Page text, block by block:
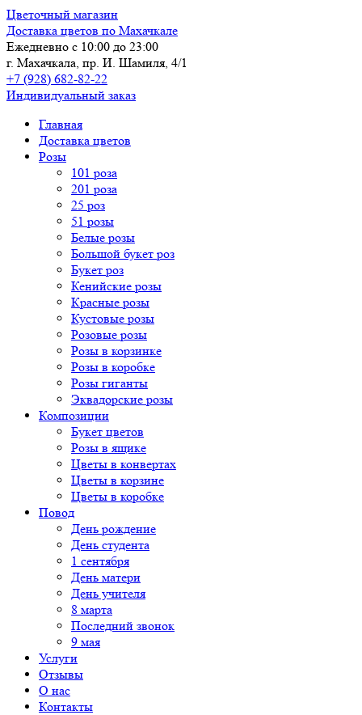
Цветочный магазин
Доставка цветов по Махачкале
Ежедневно с 10:00 до 23:00
г. Махачкала, пр. И. Шамиля, 4/1
+7 (928) 682-82-22
Индивидуальный заказ
Главная
Доставка цветов
Розы
101 роза
201 роза
25 роз
51 розы
Белые розы
Большой букет роз
Букет роз
Кенийские розы
Красные розы
Кустовые розы
Розовые розы
Розы в корзинке
Розы в коробке
Розы гиганты
Эквадорские розы
Композиции
Букет цветов
Розы в ящике
Цветы в конвертах
Цветы в корзине
Цветы в коробке
Повод
День рождение
День студента
1 сентября
День матери
День учителя
8 марта
Последний звонок
9 мая
Услуги
Отзывы
О нас
Контакты